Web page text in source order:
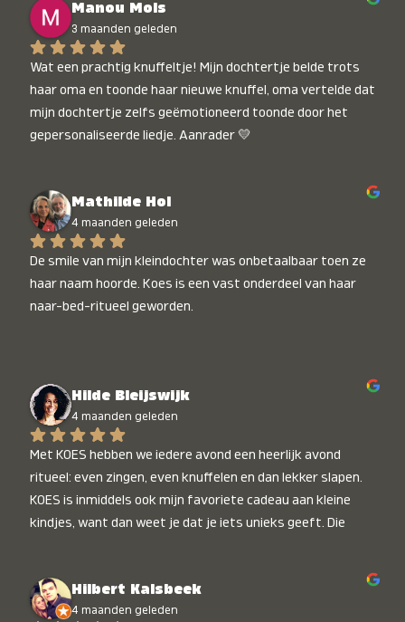
Manou Mols
3 maanden geleden
Wat een prachtig knuffeltje! Mijn dochtertje belde trots
haar oma en toonde haar nieuwe knuffel, oma vertelde dat
mijn dochtertje zelfs geëmotioneerd toonde door het
gepersonaliseerde liedje. Aanrader 💛
Mathilde Hol
4 maanden geleden
De smile van mijn kleindochter was onbetaalbaar toen ze
haar naam hoorde. Koes is een vast onderdeel van haar
naar-bed-ritueel geworden.
Hilde Bleijswijk
4 maanden geleden
Met KOES hebben we iedere avond een heerlijk avond
ritueel: even zingen, even knuffelen en dan lekker slapen.
KOES is inmiddels ook mijn favoriete cadeau aan kleine
kindjes, want dan weet je dat je iets unieks geeft. Die
Hilbert Kalsbeek
4 maanden geleden